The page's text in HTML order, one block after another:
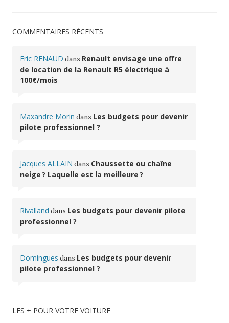
COMMENTAIRES RÉCENTS
Eric RENAUD dans Renault envisage une offre
de location de la Renault R5 électrique à
100€/mois
Maxandre Morin dans Les budgets pour devenir
pilote professionnel ?
Jacques ALLAIN dans Chaussette ou chaîne
neige ? Laquelle est la meilleure ?
Rivalland dans Les budgets pour devenir pilote
professionnel ?
Domingues dans Les budgets pour devenir
pilote professionnel ?
LES + POUR VOTRE VOITURE